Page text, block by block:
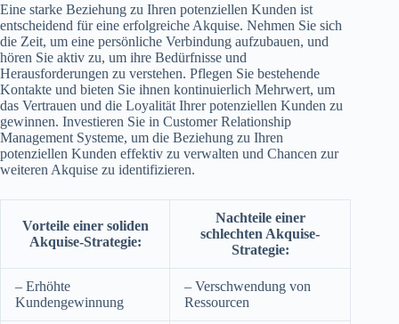
Eine starke Beziehung zu Ihren potenziellen Kunden ist
entscheidend für eine erfolgreiche Akquise. Nehmen Sie sich
die Zeit, um eine persönliche Verbindung aufzubauen, und
hören Sie aktiv zu, um ihre Bedürfnisse und
Herausforderungen zu verstehen. Pflegen Sie bestehende
Kontakte und bieten Sie ihnen kontinuierlich Mehrwert, um
das Vertrauen und die Loyalität Ihrer potenziellen Kunden zu
gewinnen. Investieren Sie in Customer Relationship
Management Systeme, um die Beziehung zu Ihren
potenziellen Kunden effektiv zu verwalten und Chancen zur
weiteren Akquise zu identifizieren.
Vorteile einer soliden
Akquise-Strategie:
Nachteile einer
schlechten Akquise-
Strategie:
– Erhöhte
Kundengewinnung
– Verschwendung von
Ressourcen